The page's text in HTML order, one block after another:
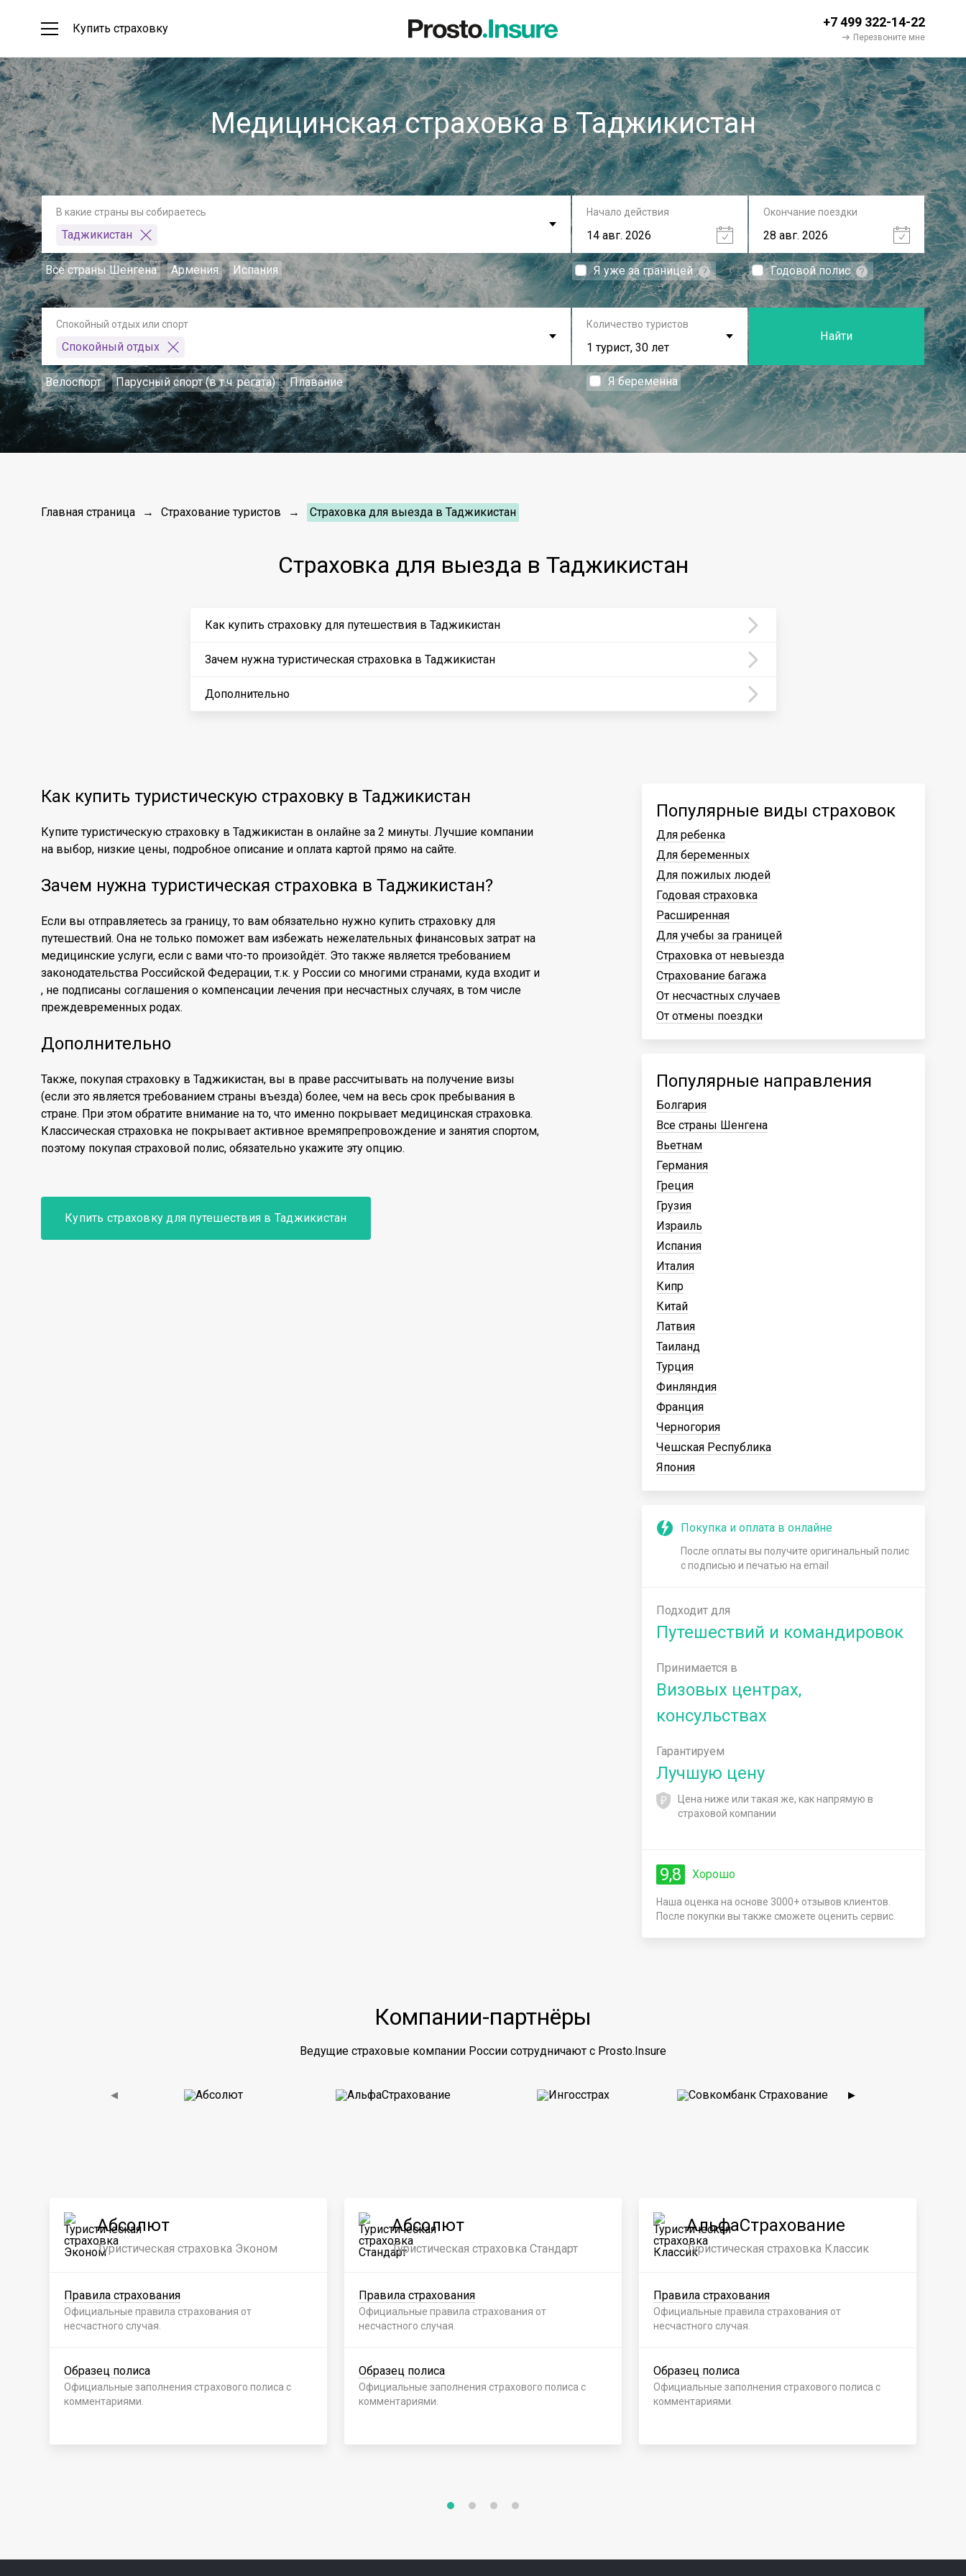
Купить страховку +7 499 322-14-22
Перезвоните мне
Медицинская страховка в Таджикистан
В какие страны вы собираетесь
Таджикистан
Все страны Шенгена Армения Испания
Начало действия
Я уже за границей
Окончание поездки
Годовой полис
Спокойный отдых или спорт
Спокойный отдых
Велоспорт Парусный спорт (в т.ч. регата) Плавание
Количество туристов
1 турист, 30 лет
Я беременна
Найти
Главная страница Страхование туристов Страховка для выезда в Таджикистан
Страховка для выезда в Таджикистан
Как купить страховку для путешествия в Таджикистан
Зачем нужна туристическая страховка в Таджикистан
Дополнительно
Как купить туристическую страховку в Таджикистан
Купите туристическую страховку в Таджикистан в онлайне за 2 минуты. Лучшие компании
на выбор, низкие цены, подробное описание и оплата картой прямо на сайте.
Зачем нужна туристическая страховка в Таджикистан?
Если вы отправляетесь за границу, то вам обязательно нужно купить страховку для
путешествий. Она не только поможет вам избежать нежелательных финансовых затрат на
медицинские услуги, если с вами что-то произойдёт. Это также является требованием
законодательства Российской Федерации, т.к. у России со многими странами, куда входит и
, не подписаны соглашения о компенсации лечения при несчастных случаях, в том числе
преждевременных родах.
Дополнительно
Также, покупая страховку в Таджикистан, вы в праве рассчитывать на получение визы
(если это является требованием страны въезда) более, чем на весь срок пребывания в
стране. При этом обратите внимание на то, что именно покрывает медицинская страховка.
Классическая страховка не покрывает активное времяпрепровождение и занятия спортом,
поэтому покупая страховой полис, обязательно укажите эту опцию.
Купить страховку для путешествия в Таджикистан
Популярные виды страховок
Для ребенка
Для беременных
Для пожилых людей
Годовая страховка
Расширенная
Для учебы за границей
Страховка от невыезда
Страхование багажа
От несчастных случаев
От отмены поездки
Популярные направления
Болгария
Все страны Шенгена
Вьетнам
Германия
Греция
Грузия
Израиль
Испания
Италия
Кипр
Китай
Латвия
Таиланд
Турция
Финляндия
Франция
Черногория
Чешская Республика
Япония
Покупка и оплата в онлайне
После оплаты вы получите оригинальный полис
с подписью и печатью на email
Подходит для
Путешествий и командировок
Принимается в
Визовых центрах,
консульствах
Гарантируем
Лучшую цену
Цена ниже или такая же, как напрямую в
страховой компании
9,8 Хорошо
Наша оценка на основе 3000+ отзывов клиентов.
После покупки вы также сможете оценить сервис.
Компании-партнёры
Ведущие страховые компании России сотрудничают с Prosto.Insure
◀ ▶
Абсолют
Туристическая страховка Эконом
Правила страхования
Официальные правила страхования от
несчастного случая.
Образец полиса
Официальные заполнения страхового полиса с
комментариями.
Абсолют
Туристическая страховка Стандарт
Правила страхования
Официальные правила страхования от
несчастного случая.
Образец полиса
Официальные заполнения страхового полиса с
комментариями.
АльфаСтрахование
Туристическая страховка Классик
Правила страхования
Официальные правила страхования от
несчастного случая.
Образец полиса
Официальные заполнения страхового полиса с
комментариями.